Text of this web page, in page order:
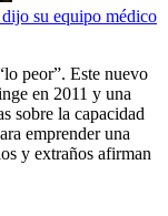
su equipo médico
peor”. Este nuevo
en 2011 y una
sobre la capacidad
emprender una
y extraños afirman